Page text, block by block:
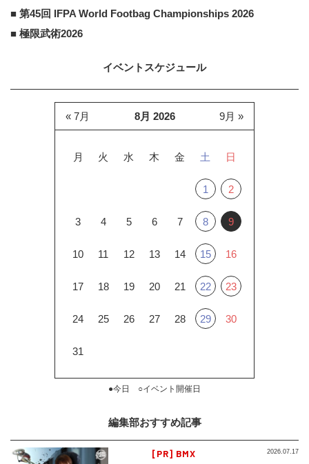
■ 第45回 IFPA World Footbag Championships 2026
■ 極限武術2026
イベントスケジュール
8月 2026
月 火 水 木 金 土 日
1 2
3 4 5 6 7 8 9
10 11 12 13 14 15 16
17 18 19 20 21 22 23
24 25 26 27 28 29 30
31
« 7月 9月 »
●今日 ○イベント開催日
編集部おすすめ記事
[PR] BMX 2026.07.17